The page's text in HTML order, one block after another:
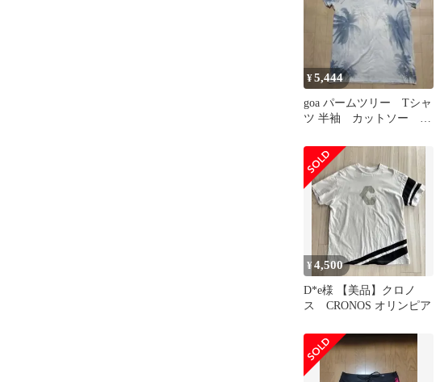
¥5,444
goa パームツリー Tシャ
ツ 半袖 カットソー ヤ
本製
¥4,500
D*e様 【美品】クロノ
ス CRONOS オリンピア